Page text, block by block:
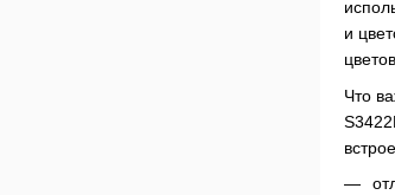
и
Что